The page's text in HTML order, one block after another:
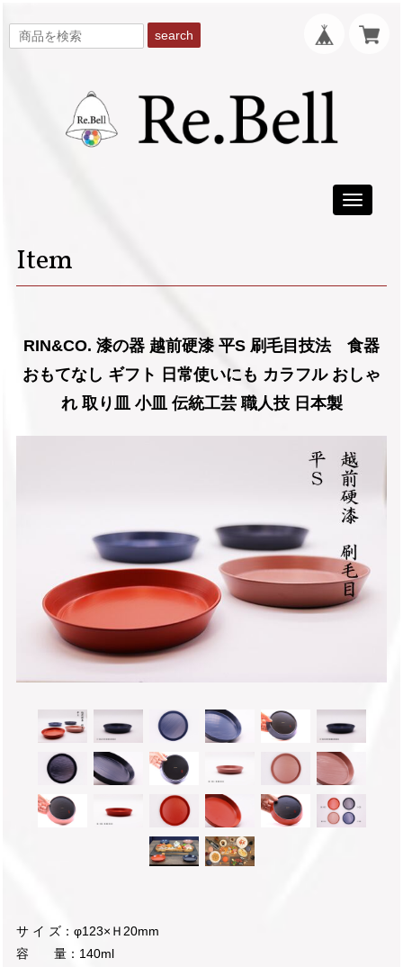
search
Toggle
Item
RIN&CO. 漆の器 越前硬漆 平S 刷毛目技法 食器
おもてなし ギフト 日常使いにも カラフル おしゃ
れ 取り皿 小皿 伝統工芸 職人技 日本製
サ イ ズ：φ123×Ｈ20mm
容 量：140ml